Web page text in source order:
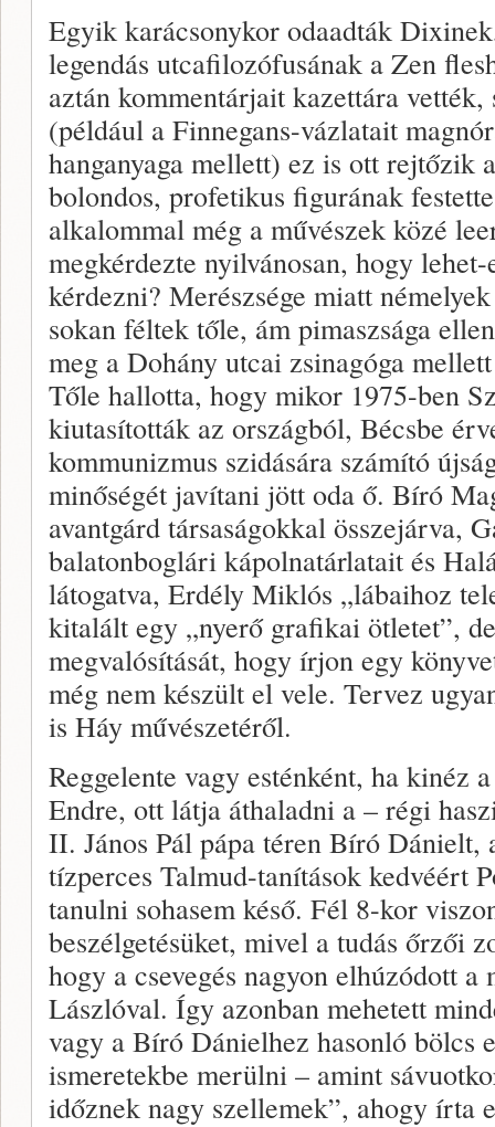
Egyik karácsonykor odaadták
legendás utcafilozófusának a Zen
aztán kommentárjait kazettára
(például a Finnegans-vázlatait
hanganyaga mellett) ez is ott rejtőzik
bolondos, profetikus figurának
alkalommal még a művészek közé
megkérdezte nyilvánosan, hogy
kérdezni? Merészsége miatt
sokan féltek tőle, ám pimaszsága
meg a Dohány utcai zsinagóga
Tőle hallotta, hogy mikor 1975-ben
kiutasították az országból, Bécsbe
kommunizmus szidására számító
minőségét javítani jött oda ő. Bíró
avantgárd társaságokkal összejárva,
balatonboglári kápolnatárlatait és
látogatva, Erdély Miklós „lábaihoz
kitalált egy „nyerő grafikai ötletet”,
megvalósítását, hogy írjon egy
még nem készült el vele. Tervez
is Háy művészetéről.
Reggelente vagy esténként, ha kinéz
Endre, ott látja áthaladni a – régi
II. János Pál pápa téren Bíró
tízperces Talmud-tanítások kedvéért
tanulni sohasem késő. Fél 8-kor
beszélgetésüket, mivel a tudás őrzői
hogy a csevegés nagyon elhúzódott
Lászlóval. Így azonban mehetett
vagy a Bíró Dánielhez hasonló bölcs
ismeretekbe merülni – amint
időznek nagy szellemek”, ahogy írta